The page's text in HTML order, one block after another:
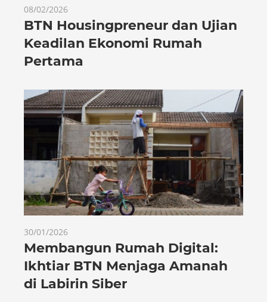
08/02/2026
BTN Housingpreneur dan Ujian
Keadilan Ekonomi Rumah
Pertama
30/01/2026
Membangun Rumah Digital:
Ikhtiar BTN Menjaga Amanah
di Labirin Siber